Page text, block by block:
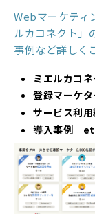
Webマーケティ
ルカコネクト」
事例など詳しく
ミエルカコ
登録マーケ
サービス利
導入事例